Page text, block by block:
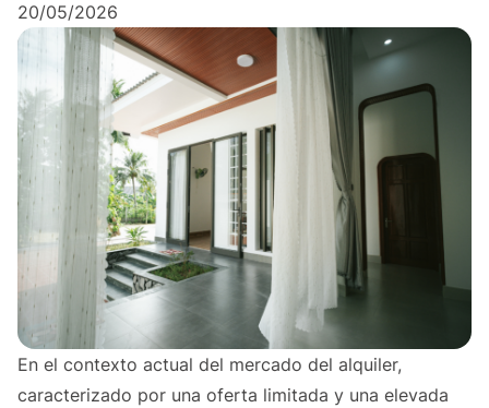
20/05/2026
En el contexto actual del mercado del alquiler,
caracterizado por una oferta limitada y una elevada